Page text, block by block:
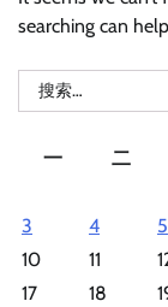
searching can
索：
一
二
3
4 5
10
11
17
18